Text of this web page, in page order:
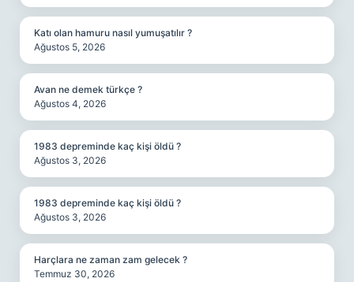
Katı olan hamuru nasıl yumuşatılır ?
Ağustos 5, 2026
Avan ne demek türkçe ?
Ağustos 4, 2026
1983 depreminde kaç kişi öldü ?
Ağustos 3, 2026
1983 depreminde kaç kişi öldü ?
Ağustos 3, 2026
Harçlara ne zaman zam gelecek ?
Temmuz 30, 2026